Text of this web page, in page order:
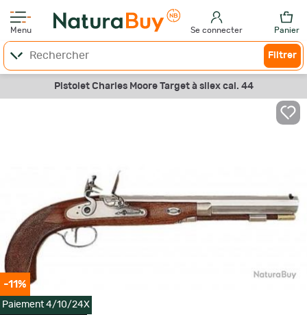
Menu Se connecter Panier
Filtrer
Pistolet Charles Moore Target à silex cal. 44
-11%
Paiement 4/10/24X